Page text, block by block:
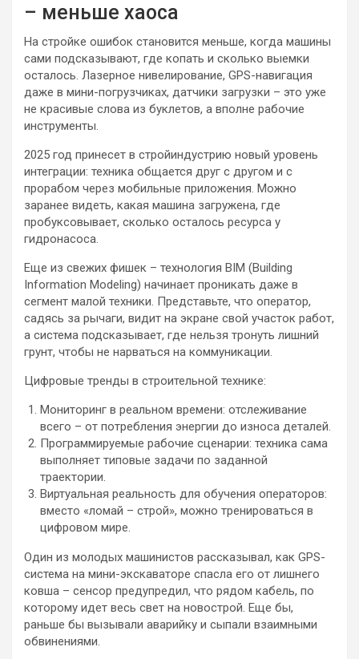
– меньше хаоса
На стройке ошибок становится меньше, когда машины
сами подсказывают, где копать и сколько выемки
осталось. Лазерное нивелирование, GPS-навигация
даже в мини-погрузчиках, датчики загрузки – это уже
не красивые слова из буклетов, а вполне рабочие
инструменты.
2025 год принесет в стройиндустрию новый уровень
интеграции: техника общается друг с другом и с
прорабом через мобильные приложения. Можно
заранее видеть, какая машина загружена, где
пробуксовывает, сколько осталось ресурса у
гидронасоса.
Еще из свежих фишек – технология BIM (Building
Information Modeling) начинает проникать даже в
сегмент малой техники. Представьте, что оператор,
садясь за рычаги, видит на экране свой участок работ,
а система подсказывает, где нельзя тронуть лишний
грунт, чтобы не нарваться на коммуникации.
Цифровые тренды в строительной технике:
Мониторинг в реальном времени: отслеживание
всего – от потребления энергии до износа деталей.
Программируемые рабочие сценарии: техника сама
выполняет типовые задачи по заданной
траектории.
Виртуальная реальность для обучения операторов:
вместо «ломай – строй», можно тренироваться в
цифровом мире.
Один из молодых машинистов рассказывал, как GPS-
система на мини-экскаваторе спасла его от лишнего
ковша – сенсор предупредил, что рядом кабель, по
которому идет весь свет на новострой. Еще бы,
раньше бы вызывали аварийку и сыпали взаимными
обвинениями.